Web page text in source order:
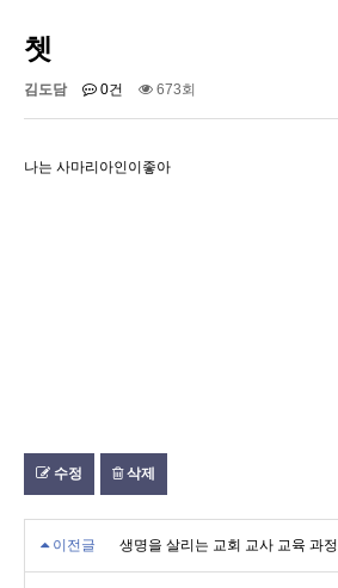
쳇
김도담 0건 673회
나는 사마리아인이좋아
수정 삭제
이전글 생명을 살리는 교회 교사 교육 과정